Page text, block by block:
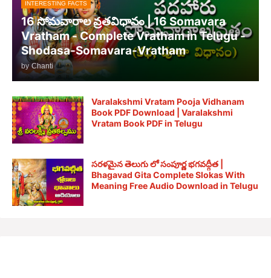
INTERESTING FACTS
16 సోమవారాల వ్రతవిధానం | 16 Somavara
Vratham - Complete Vratham in Telugu -
Shodasa-Somavara-Vratham
by Chanti
Varalakshmi Vratam Pooja Vidhanam
Book PDF Download | Varalakshmi
Vratam Book PDF in Telugu
సరళమైన తెలుగు లో సంపూర్ణ భగవద్గీత |
Bhagavad Gita Complete Slokas With
Meaning Free Audio Download in Telugu